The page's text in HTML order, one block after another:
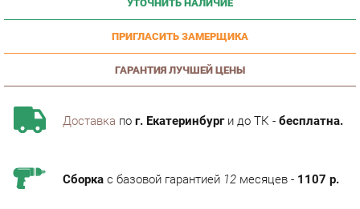
ПРИГЛАСИТЬ ЗАМЕРЩИКА
ГАРАНТИЯ ЛУЧШЕЙ ЦЕНЫ
Доставкапог. Екатеринбурги до ТК -бесплатна.